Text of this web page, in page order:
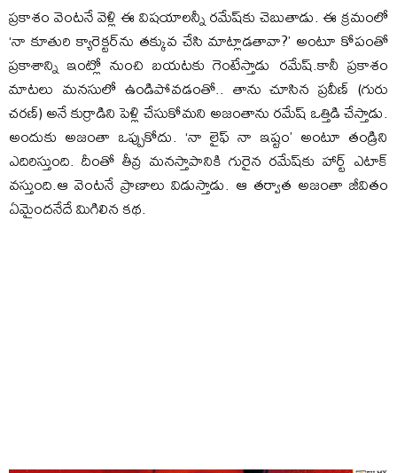
ప్రకాశం వెంటనే వెళ్లి ఈ విషయాలన్నీ రమేష్‌కు చెబుతాడు. ఈ క్రమంలో
‘నా కూతురి క్యారెక్టర్‌ను తక్కువ చేసి మాట్లాడతావా?’ అంటూ కోపంతో
ప్రకాశాన్ని ఇంట్లో నుంచి బయటకు గెంటేస్తాడు రమేష్.కానీ ప్రకాశం
మాటలు మనసులో ఉండిపోవడంతో.. తాను చూసిన ప్రవీణ్ (గురు
చరణ్) అనే కుర్రాడిని పెళ్లి చేసుకోమని అజంతాను రమేష్ ఒత్తిడి చేస్తాడు.
అందుకు అజంతా ఒప్పుకోదు. ‘నా లైఫ్ నా ఇష్టం’ అంటూ తండ్రిని
ఎదిరిస్తుంది. దీంతో తీవ్ర మనస్తాపానికి గురైన రమేష్‌కు హార్ట్ ఎటాక్
వస్తుంది.ఆ వెంటనే ప్రాణాలు విడుస్తాడు. ఆ తర్వాత అజంతా జీవితం
ఏమైందనేదే మిగిలిన కథ.